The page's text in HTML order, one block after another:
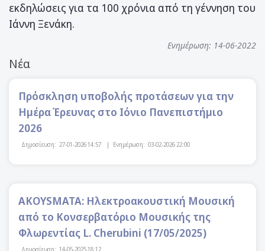
εκδηλώσεις για τα 100 χρόνια από τη γέννηση του
Ιάννη Ξενάκη.
Ενημέρωση: 14-06-2022
Νέα
Πρόσκληση υποβολής προτάσεων για την
Ημέρα Έρευνας στο Ιόνιο Πανεπιστήμιο
2026
Δημοσίευση: 27-01-2026 14:57 | Ενημέρωση: 03-02-2026 22:00
AKOYSMATA: Ηλεκτροακουστική Μουσική
από το Κονσερβατόριο Μουσικής της
Φλωρεντίας L. Cherubini (17/05/2025)
Δημοσίευση: 14-05-2025 18:12